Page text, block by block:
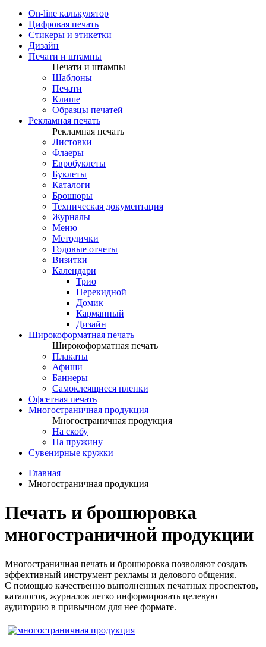
On-line калькулятор
Цифровая печать
Стикеры и этикетки
Дизайн
Печати и штампы
Печати и штампы
Шаблоны
Печати
Клише
Образцы печатей
Рекламная печать
Рекламная печать
Листовки
Флаеры
Евробуклеты
Буклеты
Каталоги
Брошюры
Техническая документация
Журналы
Меню
Методички
Годовые отчеты
Визитки
Календари
Трио
Перекидной
Домик
Карманный
Дизайн
Широкоформатная печать
Широкоформатная печать
Плакаты
Афиши
Баннеры
Самоклеящиеся пленки
Офсетная печать
Многостраничная продукция
Многостраничная продукция
На скобу
На пружину
Сувенирные кружки
Главная
Многостраничная продукция
Печать и брошюровка
многостраничной продукции
Многостраничная печать и брошюровка позволяют создать
эффективный инструмент рекламы и делового общения.
С помощью качественно выполненных печатных проспектов,
каталогов, журналов легко информировать целевую
аудиторию в привычном для нее формате.